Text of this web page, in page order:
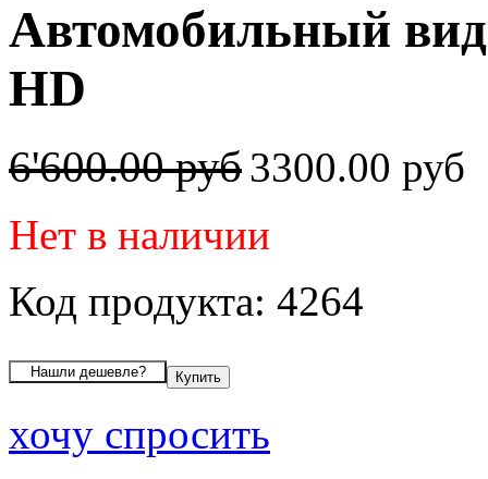
Автомобильный
HD
6'600.00 руб3300.00 руб
Нет в наличии
Код продукта: 4264
хочу спросить